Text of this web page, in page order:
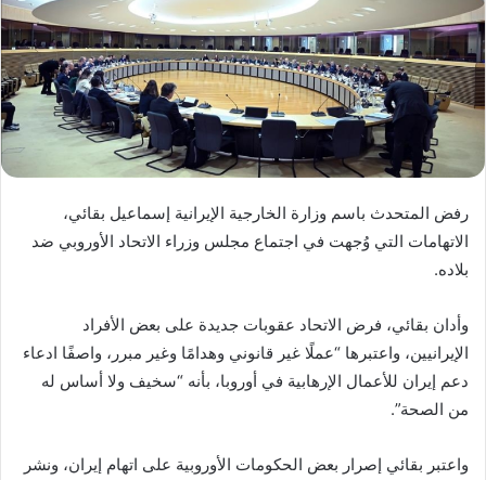
رفض المتحدث باسم وزارة الخارجية الإيرانية إسماعيل بقائي،
الاتهامات التي وُجهت في اجتماع مجلس وزراء الاتحاد الأوروبي ضد
بلاده.
وأدان بقائي، فرض الاتحاد عقوبات جديدة على بعض الأفراد
الإيرانيين، واعتبرها “عملًا غير قانوني وهدامًا وغير مبرر، واصفًا ادعاء
دعم إيران للأعمال الإرهابية في أوروبا، بأنه “سخيف ولا أساس له
من الصحة”.
واعتبر بقائي إصرار بعض الحكومات الأوروبية على اتهام إيران، ونشر